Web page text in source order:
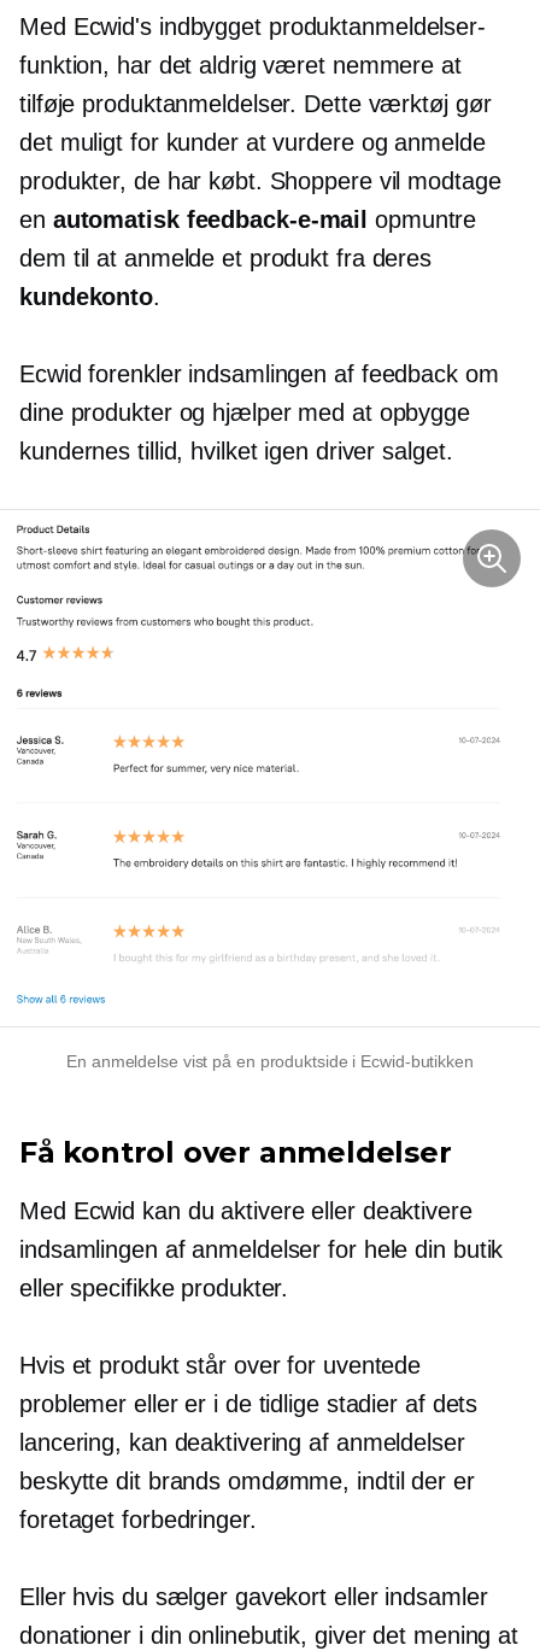
Med Ecwid's indbyggetproduktanmeldelser-
funktion, har det aldrig været nemmere at
tilføje produktanmeldelser. Dette værktøj gør
det muligt for kunder at vurdere og anmelde
produkter, de har købt. Shoppere vil modtage
en automatisk feedback-e-mail opmuntre
dem til at anmelde et produkt fra deres
kundekonto.
Ecwid forenkler indsamlingen af ​​feedback om
dine produkter og hjælper med at opbygge
kundernes tillid, hvilket igen driver salget.
En anmeldelse vist på en produktside i Ecwid-butikken
Få kontrol over anmeldelser
Med Ecwid kan du aktivere eller deaktivere
indsamlingen af ​​anmeldelser for hele din butik
eller specifikke produkter.
Hvis et produkt står over for uventede
problemer eller er i de tidlige stadier af dets
lancering, kan deaktivering af anmeldelser
beskytte dit brands omdømme, indtil der er
foretaget forbedringer.
Eller hvis du sælger gavekort eller indsamler
donationer i din onlinebutik, giver det mening at